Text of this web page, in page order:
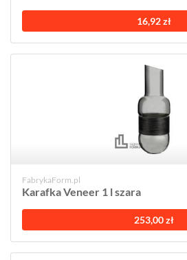
16,92 zł
FabrykaForm.pl
Karafka Veneer 1 l szara
253,00 zł